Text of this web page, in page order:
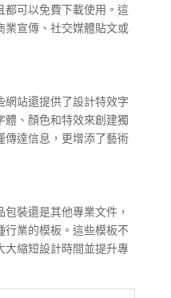
都可以免費下載使用。這
業宣傳、社交媒體貼文或
網站還提供了設計特效字
體、顏色和特效來創建獨
傳達信息，更增添了藝術
裝還是其他專業文件，
行業的模板。這些模板不
大縮短設計時間並提升專